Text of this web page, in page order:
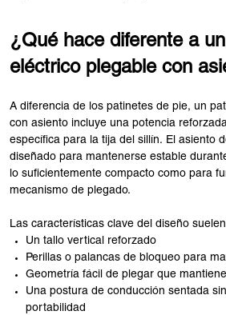
¿Qué hace diferente a
eléctrico plegable con
A diferencia de los patinetes de pie, un
con asiento incluye una potencia
específica para la tija del sillín. El asiento
diseñado para mantenerse estable
lo suficientemente compacto como para
mecanismo de plegado.
Las características clave del diseño
Un tallo vertical reforzado
Perillas o palancas de bloqueo para
Geometría fácil de plegar que
Una postura de conducción sentada
portabilidad